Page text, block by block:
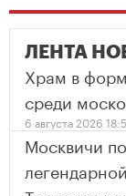
ЛЕНТА
Храм в
среди
6 августа 2026
Москвичи